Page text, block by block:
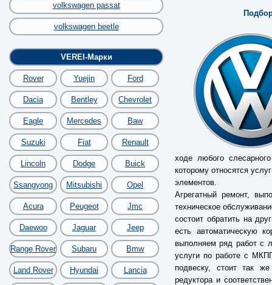
volkswagen passat
volkswagen beetle
VEREI-Марки
Rover Yuejin Ford
Dacia Bentley Chevrolet
Eagle Mercedes Baw
Suzuki Fiat Renault
Lincoln Dodge Buick
Ssangyong Mitsubishi Opel
Acura Peugeot Jmc
Daewoo Jaguar Jeep
Range Rover Subaru Bmw
Land Rover Hyundai Lancia
ходе любого
которому относятся
элементов.
Агрегатный ремонт,
техническое
состоит обратить на
есть автоматическую
выполняем ряд работ с
услуги по работе с
подвеску, стоит так
редуктора и